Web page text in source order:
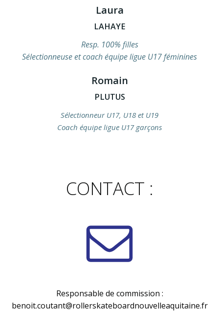
Laura
LAHAYE
Resp. 100% filles
Sélectionneuse et coach équipe ligue U17 féminines
Romain
PLUTUS
Sélectionneur U17, U18 et U19
Coach équipe ligue U17 garçons
CONTACT :
Responsable de commission :
benoit.coutant@rollerskateboardnouvelleaquitaine.fr